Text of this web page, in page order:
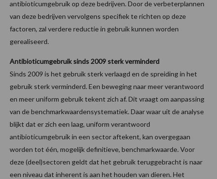
antibioticumgebruik op deze bedrijven. Door de verbeterplannen
van deze bedrijven vervolgens specifiek te richten op deze
factoren, zal verdere reductie in gebruik kunnen worden
gerealiseerd.
Antibioticumgebruik sinds 2009 sterk verminderd
Sinds 2009 is het gebruik sterk verlaagd en de spreiding in het
gebruik sterk verminderd. Een beweging naar meer verantwoord
en meer uniform gebruik tekent zich af. Dit vraagt om aanpassing
van de benchmarkwaardensystematiek. Daar waar uit de analyse
blijkt dat er zich een laag, uniform verantwoord
antibioticumgebruik in een sector aftekent, kan overgegaan
worden tot één, mogelijk definitieve, benchmarkwaarde. Voor
deze (deel)sectoren geldt dat het gebruik teruggebracht is naar
een niveau dat inherent is aan het houden van dieren. Het